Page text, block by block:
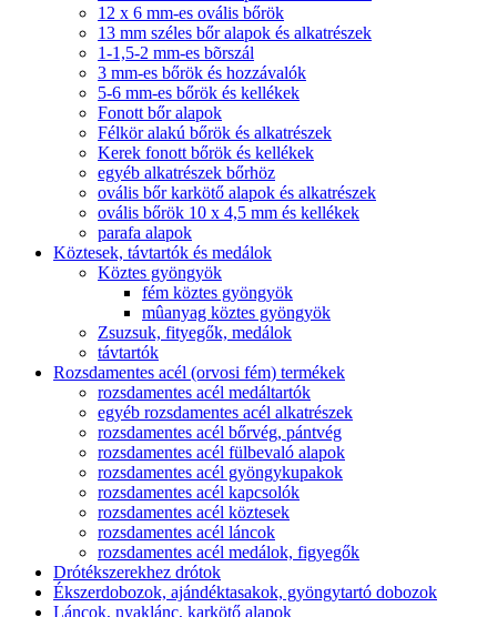
12 x 6 mm-es ovális bőrök
13 mm széles bőr alapok és alkatrészek
1-1,5-2 mm-es bõrszál
3 mm-es bőrök és hozzávalók
5-6 mm-es bőrök és kellékek
Fonott bőr alapok
Félkör alakú bőrök és alkatrészek
Kerek fonott bőrök és kellékek
egyéb alkatrészek bőrhöz
ovális bőr karkötő alapok és alkatrészek
ovális bőrök 10 x 4,5 mm és kellékek
parafa alapok
Köztesek, távtartók és medálok
Köztes gyöngyök
fém köztes gyöngyök
mûanyag köztes gyöngyök
Zsuzsuk, fityegők, medálok
távtartók
Rozsdamentes acél (orvosi fém) termékek
rozsdamentes acél medáltartók
egyéb rozsdamentes acél alkatrészek
rozsdamentes acél bőrvég, pántvég
rozsdamentes acél fülbevaló alapok
rozsdamentes acél gyöngykupakok
rozsdamentes acél kapcsolók
rozsdamentes acél köztesek
rozsdamentes acél láncok
rozsdamentes acél medálok, figyegők
Drótékszerekhez drótok
Ékszerdobozok, ajándéktasakok, gyöngytartó dobozok
Láncok, nyaklánc, karkötő alapok